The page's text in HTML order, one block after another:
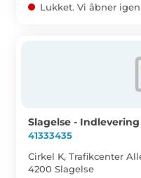
Lukket. Vi åbner igen
Slagelse - Indlevering
41333435
Cirkel K, Trafikcenter
4200 Slagelse